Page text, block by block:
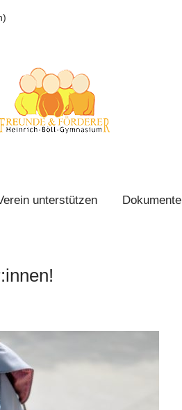
unterstützen Dokumente